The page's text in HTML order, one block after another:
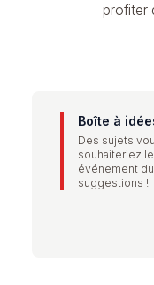
profiter
Boîte à
Des sujets
souhaiteriez
événement
suggestions !